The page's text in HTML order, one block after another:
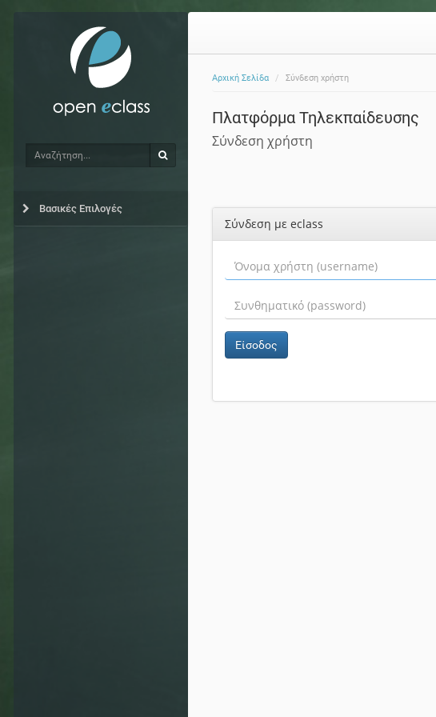
Αρχική Σελίδα Σύνδεση χρήστη
Πλατφόρμα Τηλεκπαίδευσης
Σύνδεση χρήστη
Σύνδεση με eclass
Είσοδος
Αναζήτηση
Βασικές Επιλογές